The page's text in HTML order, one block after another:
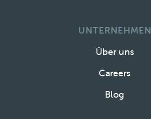
UNTERNEHMEN
Über uns
Careers
Blog